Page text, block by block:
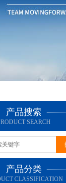
产品搜索
SEARCH
产品分类
CLASSIFICATION